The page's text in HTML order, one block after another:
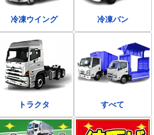
冷凍ウイング 冷凍バン
トラクタ すべて